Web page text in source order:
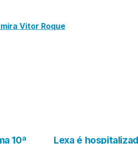
Vitor Roque
Lexa é
10ª